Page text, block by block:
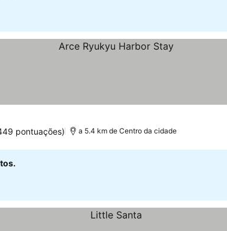
pontuações) a 5.4 km de Centro da cidade